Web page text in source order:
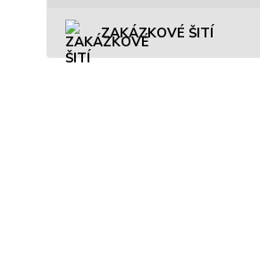
ZAKÁZKOVÉ ŠITÍ